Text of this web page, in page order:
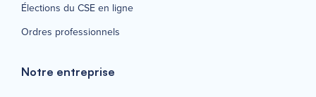
Élections du CSE en ligne
Ordres professionnels
Notre entreprise